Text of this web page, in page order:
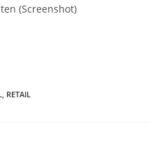
(Screenshot)
RETAIL